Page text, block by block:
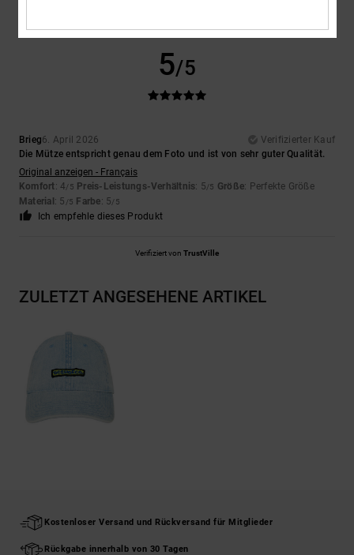
5/5
Brieg6. April 2026
Verifizierter Kauf
Die Mütze entspricht genau dem Foto und ist von sehr guter Qualität.
Original anzeigen - Français
Komfort: 4/5 Preis-Leistungs-Verhältnis: 5/5 Größe: Perfekte Größe
Material : 5 /5 Farbe: 5/5
Ich empfehle dieses Produkt
Verifiziert von TrustVille
ZULETZT ANGESEHENE ARTIKEL
Kostenloser Versand und Rückversand für Mitglieder
Rückgabe innerhalb von 30 Tagen